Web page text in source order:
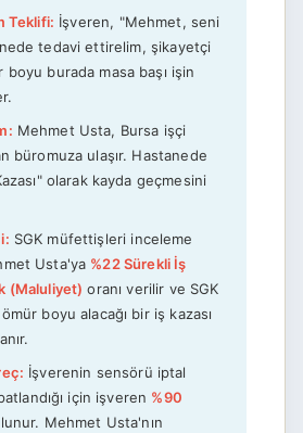
Teklifi: İşveren, "Mehmet, seni
tedavi ettirelim, şikayetçi
boyu burada masa başı işin
Mehmet Usta, Bursa işçi
büromuza ulaşır. Hastanede
olarak kayda geçmesini
SGK müfettişleri inceleme
Usta'ya %22 Sürekli İş
(Maluliyet) oranı verilir ve SGK
boyu alacağı bir iş kazası
İşverenin sensörü iptal
için işveren %90
Mehmet Usta'nın